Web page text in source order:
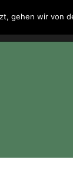
gehen wir von